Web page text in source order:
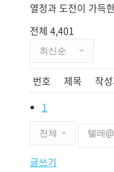
열정과 도전이 가득
전체 4,401
번호 제목 작
1
글쓰기